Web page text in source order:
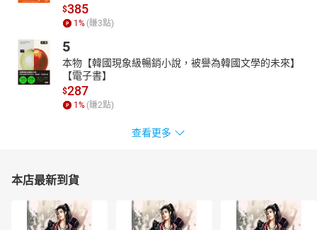
$385
1% (賺3點)
5
本物【韓國現象級暢銷小說，被譽為韓國文學的未來】
【電子書】
$287
1% (賺2點)
查看更多
本店最新到貨